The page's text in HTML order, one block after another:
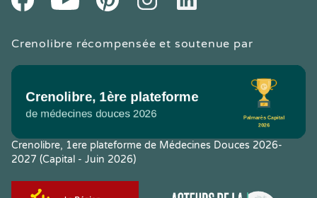
Crenolibre récompensée et soutenue par
Crenolibre, 1ere plateforme de Médecines Douces 2026-
2027 (Capital - Juin 2026)